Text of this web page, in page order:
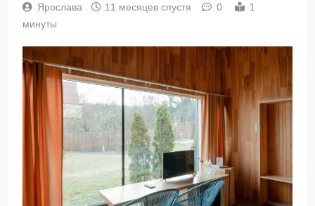
Ярослава 11 месяцев спустя 0
1
минуты